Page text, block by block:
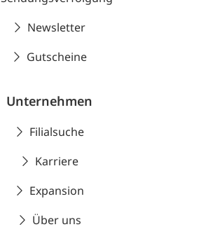
Newsletter
Gutscheine
Unternehmen
Filialsuche
Karriere
Expansion
Über uns